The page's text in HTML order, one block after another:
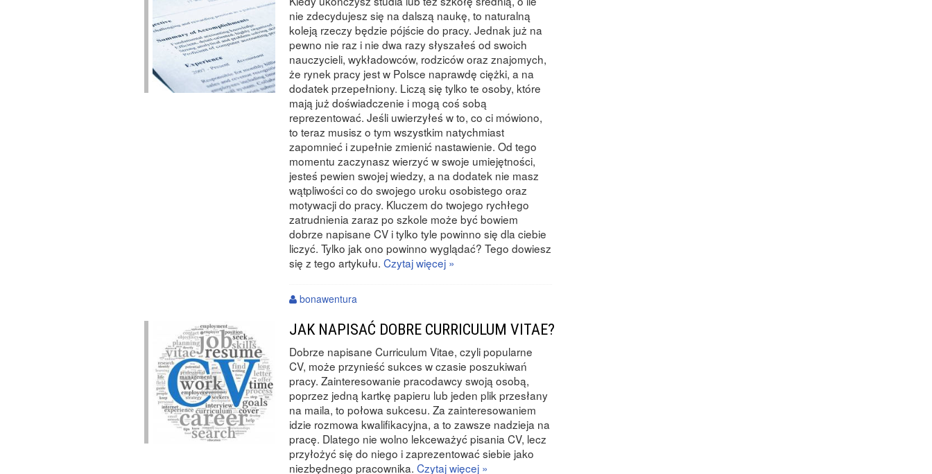
nie zdecydujesz się na dalszą naukę, to naturalną
koleją rzeczy będzie pójście do pracy. Jednak już na
pewno nie raz i nie dwa razy słyszałeś od swoich
nauczycieli, wykładowców, rodziców oraz znajomych,
że rynek pracy jest w Polsce naprawdę ciężki, a na
dodatek przepełniony. Liczą się tylko te osoby, które
mają już doświadczenie i mogą coś sobą
reprezentować. Jeśli uwierzyłeś w to, co ci mówiono,
to teraz musisz o tym wszystkim natychmiast
zapomnieć i zupełnie zmienić nastawienie. Od tego
momentu zaczynasz wierzyć w swoje umiejętności,
jesteś pewien swojej wiedzy, a na dodatek nie masz
wątpliwości co do swojego uroku osobistego oraz
motywacji do pracy. Kluczem do twojego rychłego
zatrudnienia zaraz po szkole może być bowiem
dobrze napisane CV i tylko tyle powinno się dla ciebie
liczyć. Tylko jak ono powinno wyglądać? Tego dowiesz
się z tego artykułu.Czytaj więcej »
bonawentura
JAK NAPISAĆ DOBRE CURRICULUM VITAE?
Dobrze napisane Curriculum Vitae, czyli popularne
CV, może przynieść sukces w czasie poszukiwań
pracy. Zainteresowanie pracodawcy swoją osobą,
poprzez jedną kartkę papieru lub jeden plik przesłany
na maila, to połowa sukcesu. Za zainteresowaniem
idzie rozmowa kwalifikacyjna, a to zawsze nadzieja na
pracę. Dlatego nie wolno lekceważyć pisania CV, lecz
przyłożyć się do niego i zaprezentować siebie jako
niezbędnego pracownika.Czytaj więcej »